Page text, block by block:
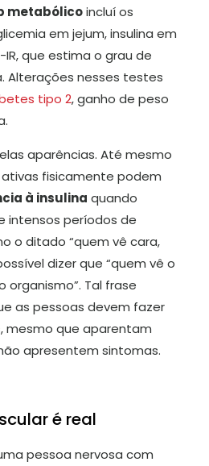
metabólicoincluí os
em jejum, insulina em
IR, que estima o grau de
Alterações nesses testes
tipo 2, ganho de peso
aparências. Até mesmo
fisicamente podem
à insulina quando
intensos períodos de
o ditado “quem vê cara,
dizer que “quem vê o
organismo”. Tal frase
as pessoas devem fazer
mesmo que aparentam
apresentem sintomas.
é real
pessoa nervosa com